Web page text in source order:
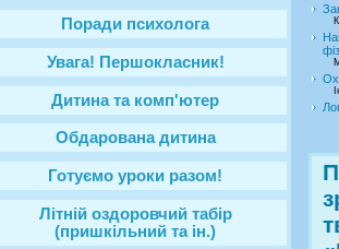
Поради психолога
Увага! Першокласник!
Дитина та комп'ютер
Обдарована дитина
Готуємо уроки разом!
Літній оздоровчий табір
(пришкільний та ін.)